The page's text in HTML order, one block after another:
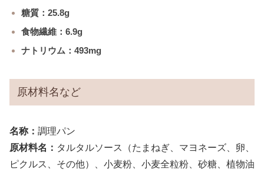
糖質：25.8g
食物繊維：6.9g
ナトリウム：493mg
原材料名など
名称： 調理パン
原材料名： タルタルソース（たまねぎ、マヨネーズ、卵、
ピクルス、その他）、小麦粉、小麦全粒粉、砂糖、植物油